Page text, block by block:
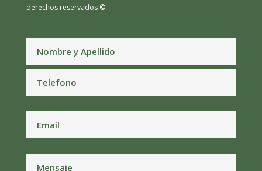
derechos reservados ©